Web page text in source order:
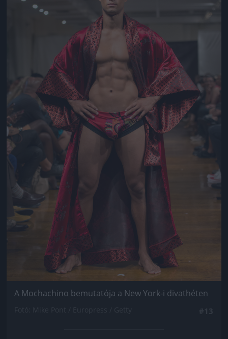
A Mochachino bemutatója a New York-i divathéten